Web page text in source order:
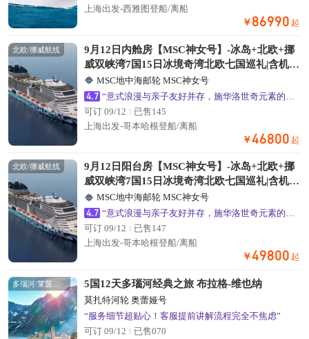
上海出发-西雅图登船/离船
￥ 86990 起
北欧/挪威航线
9月12日内舱房【MSC神女号】-冰岛+北欧+挪
威双峡湾7国15日冰境奇湾北欧七国巡礼|含机
票|含港口岸上观光
MSC地中海邮轮 MSC神女号
4.7
可订 09/12
已售145
上海出发-哥本哈根登船/离船
￥46800 起
北欧/挪威航线
9月12日阳台房【MSC神女号】-冰岛+北欧+挪
威双峡湾7国15日冰境奇湾北欧七国巡礼|含机
票|含港口岸上观光
MSC地中海邮轮 MSC神女号
4.7
“意式浪漫与亲子友好并存，施华洛世奇元素的公共区域超出片”
可订 09/12
已售147
上海出发-哥本哈根登船/离船
￥49800 起
5国12天多瑙河经典之旅 布拉格-维也纳
莫扎特河轮 奥蕾娅号
“服务细节超贴心！客服提前讲解流程完全不焦虑”
可订 09/12
已售070